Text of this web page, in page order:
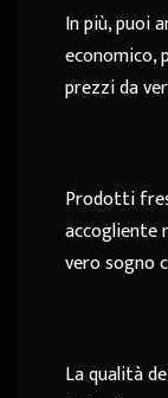
In più, puoi
economico,
prezzi da
Prodotti
accogliente
vero sogno
La qualità